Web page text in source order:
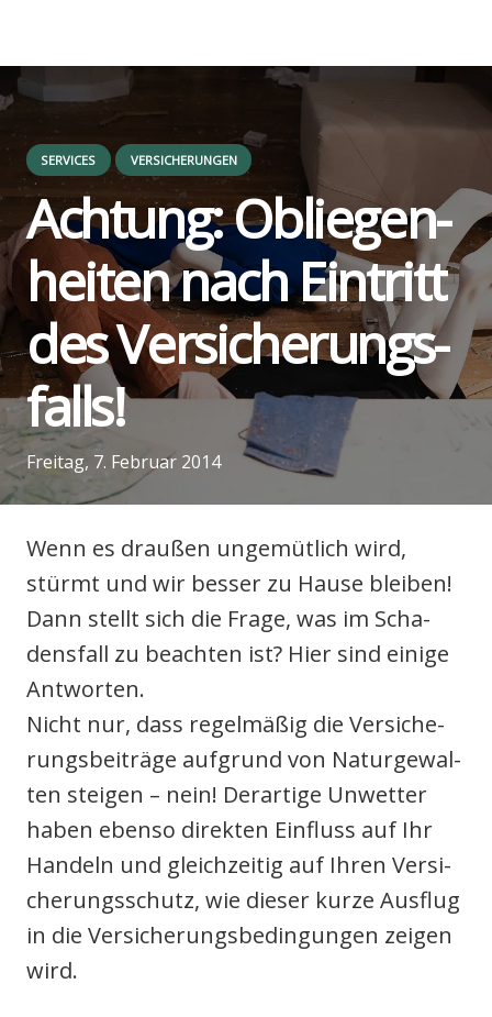
SERVICES VERSICHERUNGEN
Ach­tung: Oblie­gen­
hei­ten nach Ein­tritt
des Ver­si­che­rungs­
falls!
Freitag, 7. Februar 2014
Wenn es drau­ßen unge­müt­lich wird,
stürmt und wir bes­ser zu Hau­se blei­ben!
Dann stellt sich die Fra­ge, was im Scha­
dens­fall zu beach­ten ist? Hier sind eini­ge
Ant­wor­ten.
Nicht nur, dass regel­mä­ßig die Ver­si­che­
rungs­bei­trä­ge auf­grund von Natur­ge­wal­
ten stei­gen – nein! Der­ar­ti­ge Unwet­ter
haben eben­so direk­ten Ein­fluss auf Ihr
Han­deln und gleich­zei­tig auf Ihren Ver­si­
che­rungs­schutz, wie die­ser kur­ze Aus­flug
in die Ver­si­che­rungs­be­din­gun­gen zei­gen
wird.